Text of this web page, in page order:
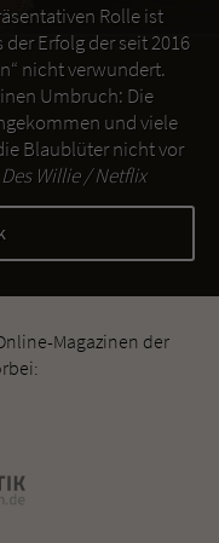
Rolle ist
Erfolg der seit 2016
nicht verwundert.
Umbruch: Die
und viele
Blaublüter nicht vor
Des Willie / Netflix
Magazinen der